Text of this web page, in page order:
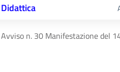
Didattica
Avviso n. 30 Manifestazione del